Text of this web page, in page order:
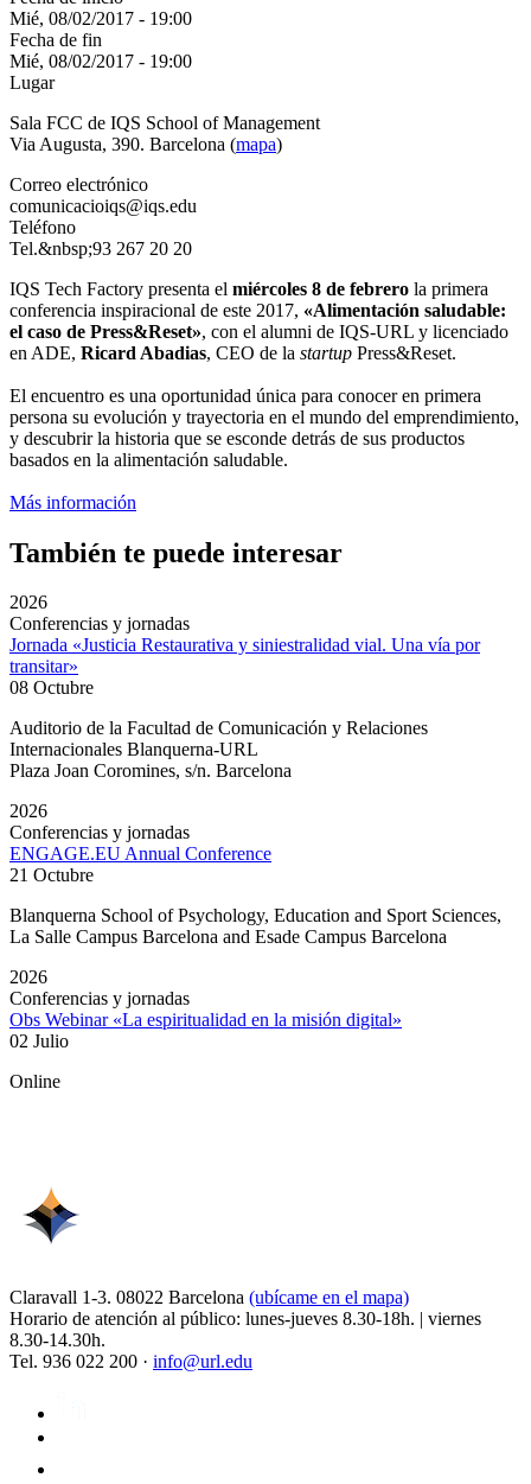
Mié, 08/02/2017 - 19:00
Fecha de fin
Mié, 08/02/2017 - 19:00
Lugar
Sala FCC de IQS School of Management
Via Augusta, 390. Barcelona (mapa)
Correo electrónico
comunicacioiqs@iqs.edu
Teléfono
Tel.&nbsp;93 267 20 20
IQS Tech Factory presenta el miércoles 8 de febrero la primera
conferencia inspiracional de este 2017, «Alimentación saludable:
el caso de Press&Reset», con el alumni de IQS-URL y licenciado
en ADE, Ricard Abadias, CEO de la startup Press&Reset.
El encuentro es una oportunidad única para conocer en primera
persona su evolución y trayectoria en el mundo del emprendimiento,
y descubrir la historia que se esconde detrás de sus productos
basados en la alimentación saludable.
Más información
También te puede interesar
2026
Conferencias y jornadas
Jornada «Justicia Restaurativa y siniestralidad vial. Una vía por
transitar»
08 Octubre
Auditorio de la Facultad de Comunicación y Relaciones
Internacionales Blanquerna-URL
Plaza Joan Coromines, s/n. Barcelona
2026
Conferencias y jornadas
ENGAGE.EU Annual Conference
21 Octubre
Blanquerna School of Psychology, Education and Sport Sciences,
La Salle Campus Barcelona and Esade Campus Barcelona
2026
Conferencias y jornadas
Obs Webinar «La espiritualidad en la misión digital»
02 Julio
Online
Claravall 1-3. 08022 Barcelona (ubícame en el mapa)
Horario de atención al público: lunes-jueves 8.30-18h. | viernes
8.30-14.30h.
Tel. 936 022 200 · info@url.edu